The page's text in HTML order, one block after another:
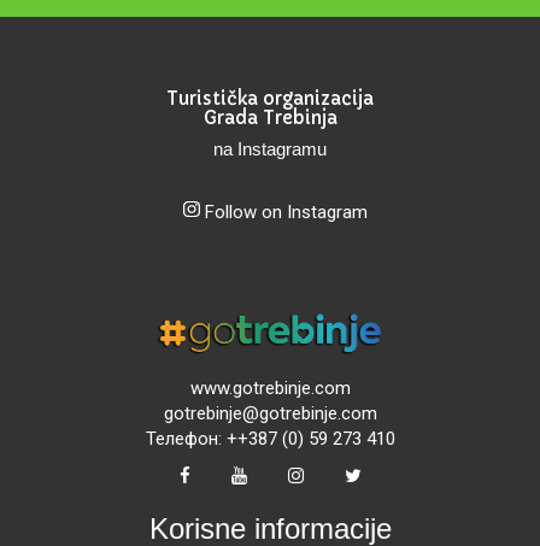
Turistička organizacija
Grada Trebinja
na Instagramu
Follow on Instagram
www.gotrebinje.com
gotrebinje@gotrebinje.com
Телефон: ++387 (0) 59 273 410
Korisne informacije